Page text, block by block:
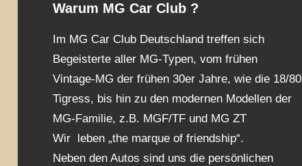
Warum MG Car Club ?
Im MG Car Club Deutschland treffen sich
Begeisterte aller MG-Typen, vom frühen
Vintage-MG der frühen 30er Jahre, wie die 18/80
Tigress, bis hin zu den modernen Modellen der
MG-Familie, z.B. MGF/TF und MG ZT
Wir leben „the marque of friendship“.
Neben den Autos sind uns die persönlichen